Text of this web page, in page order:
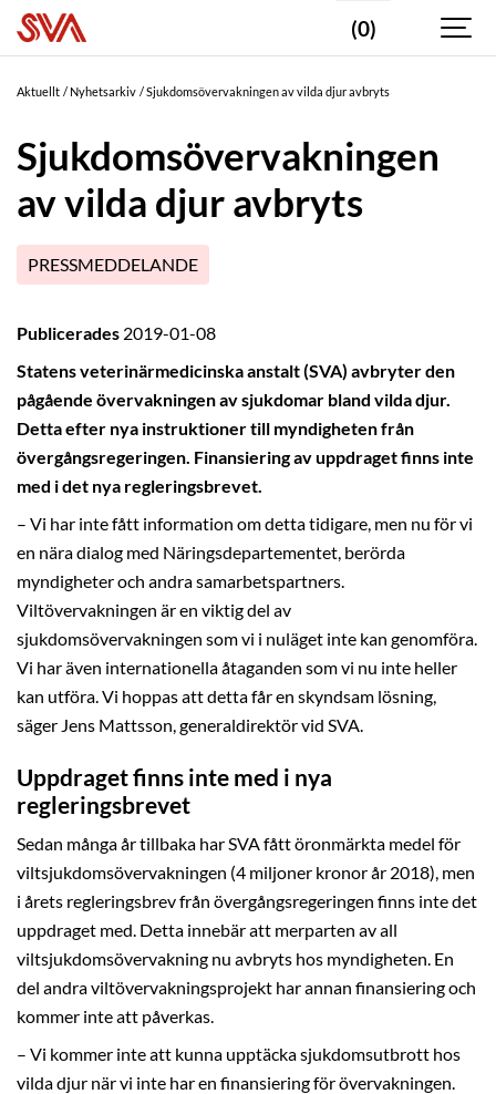
(0)
Aktuellt Nyhetsarkiv Sjukdomsövervakningen av vilda djur avbryts
Sjukdomsövervakningen
av vilda djur avbryts
PRESSMEDDELANDE
Publicerades 2019-01-08
Statens veterinärmedicinska anstalt (SVA) avbryter den
pågående övervakningen av sjukdomar bland vilda djur.
Detta efter nya instruktioner till myndigheten från
övergångsregeringen. Finansiering av uppdraget finns inte
med i det nya regleringsbrevet.
– Vi har inte fått information om detta tidigare, men nu för vi
en nära dialog med Näringsdepartementet, berörda
myndigheter och andra samarbetspartners.
Viltövervakningen är en viktig del av
sjukdomsövervakningen som vi i nuläget inte kan genomföra.
Vi har även internationella åtaganden som vi nu inte heller
kan utföra. Vi hoppas att detta får en skyndsam lösning,
säger Jens Mattsson, generaldirektör vid SVA.
Uppdraget finns inte med i nya
regleringsbrevet
Sedan många år tillbaka har SVA fått öronmärkta medel för
viltsjukdomsövervakningen (4 miljoner kronor år 2018), men
i årets regleringsbrev från övergångsregeringen finns inte det
uppdraget med. Detta innebär att merparten av all
viltsjukdomsövervakning nu avbryts hos myndigheten. En
del andra viltövervakningsprojekt har annan finansiering och
kommer inte att påverkas.
– Vi kommer inte att kunna upptäcka sjukdomsutbrott hos
vilda djur när vi inte har en finansiering för övervakningen.